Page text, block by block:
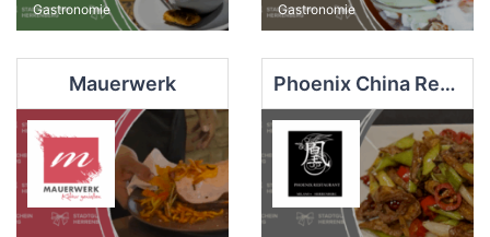
Gastronomie Gastronomie
Mauerwerk Phoenix China Restaurant